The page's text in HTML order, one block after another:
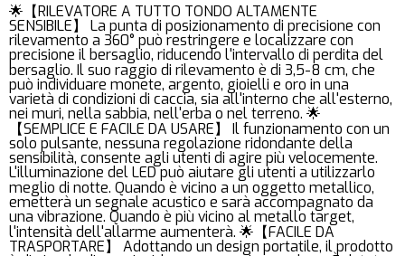
🌟【RILEVATORE A TUTTO TONDO ALTAMENTE
SENSIBILE】 La punta di posizionamento di precisione con
rilevamento a 360° può restringere e localizzare con
precisione il bersaglio, riducendo l'intervallo di perdita del
bersaglio. Il suo raggio di rilevamento è di 3,5-8 cm, che
può individuare monete, argento, gioielli e oro in una
varietà di condizioni di caccia, sia all'interno che all'esterno,
nei muri, nella sabbia, nell'erba o nel terreno. 🌟
【SEMPLICE E FACILE DA USARE】 Il funzionamento con un
solo pulsante, nessuna regolazione ridondante della
sensibilità, consente agli utenti di agire più velocemente.
L'illuminazione del LED può aiutare gli utenti a utilizzarlo
meglio di notte. Quando è vicino a un oggetto metallico,
emetterà un segnale acustico e sarà accompagnato da
una vibrazione. Quando è più vicino al metallo target,
l'intensità dell'allarme aumenterà. 🌟【FACILE DA
TRASPORTARE】 Adottando un design portatile, il prodotto